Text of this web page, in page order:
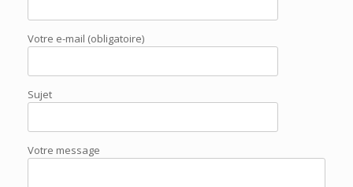
Votre e-mail (obligatoire)
Sujet
Votre message